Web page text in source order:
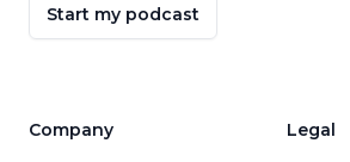
Start my podcast
Company Legal